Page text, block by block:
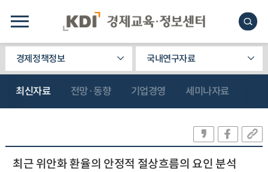
경제정책정보 국내연구자료
최신자료 전망·동향 기업경영 세미나자료
최근 위안화 환율의 안정적 절상흐름의 요인 분석